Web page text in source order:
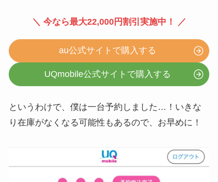
＼ 今なら最大22,000円割引実施中！ ／
au公式サイトで購入する
UQmobile公式サイトで購入する
というわけで、僕は一台予約しました…！いきな
り在庫がなくなる可能性もあるので、お早めに！